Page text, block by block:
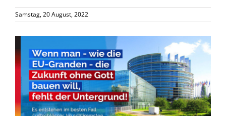
Samstag, 20 August, 2022
grösseres
Bild